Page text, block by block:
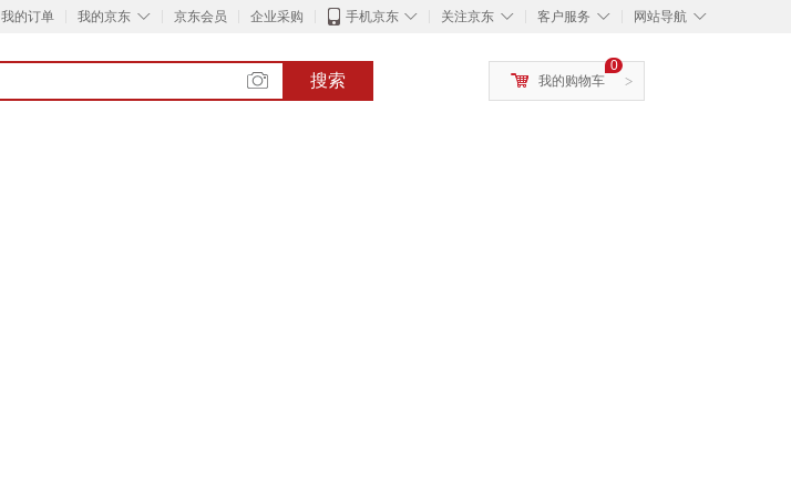
我的订单 ◇
我的京东 京东会员 企业采购 ◇
手机京东 ◇
关注京东 ◇
客户服务 ◇
网站导航
搜索 >
0
我的购物车